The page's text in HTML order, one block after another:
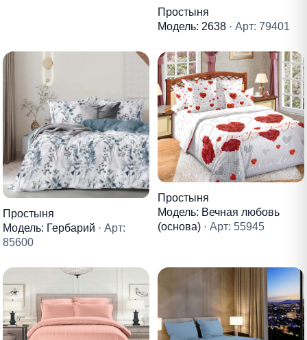
Простыня
Модель: 2638 · Арт: 79401
Простыня
Модель: Гербарий · Арт:
85600
Простыня
Модель: Вечная любовь
(основа) · Арт: 55945